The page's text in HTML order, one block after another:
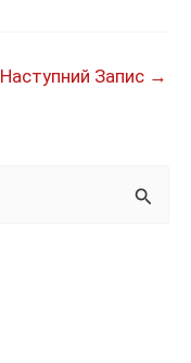
Наступний Запис →